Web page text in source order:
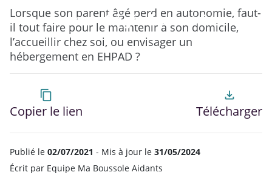
parent âgé chez soi ?
Lorsque son parent âgé perd en autonomie, faut-
il tout faire pour le maintenir à son domicile,
l’accueillir chez soi, ou envisager un
hébergement en EHPAD ?
content_copy
Copier le lien
file_download
Télécharger
Publié le 02/07/2021 - Mis à jour le 31/05/2024
Écrit par Equipe Ma Boussole Aidants